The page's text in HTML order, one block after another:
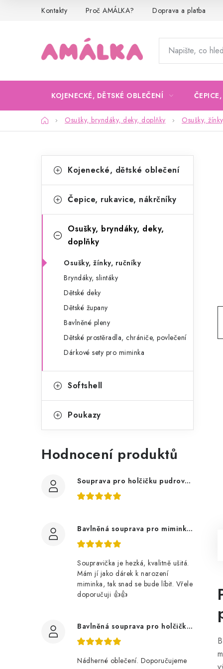
Kontakty Proč AMÁLKA? Doprava a platba
KOJENECKÉ, DĚTSKÉ OBLEČENÍ
DomůOsušky, bryndáky, deky, doplňky Osušky,
o
t
a
n
kategorie
a
e
r
Kojenecké, dětské oblečení
Čepice, rukavice, nákrčníky
Osušky, bryndáky, deky,
doplňky
Osušky, žínky, ručníky
Bryndáky, slintáky
Dětské deky
Dětské župany
Bavlněné pleny
Dětské prostěradla, chrániče, povlečení
Dárkové sety pro miminka
Softshell
Poukazy
Hodnocení produktů
Souprava pro holčičku pudrově růžová, ptáčci květy
Bavlněná souprava pro miminko, zvířátka v lese
Soupravička je hezká, kvalitně ušitá.
Mám jí jako dárek k narození
miminka, tak snad se bude líbit. Vřele
doporučuji 👍👍
Bavlněná souprava pro holčičku, tmavé květy
Nádherné oblečení. Doporučujeme